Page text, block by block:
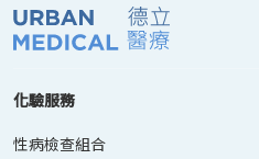
化驗服務
性病檢查組合